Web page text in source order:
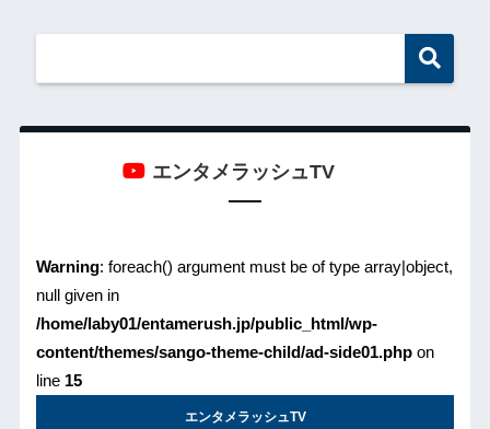
エンタメラッシュTV
Warning: foreach() argument must be of type array|object,
null given in
/home/laby01/entamerush.jp/public_html/wp-
content/themes/sango-theme-child/ad-side01.phpon
line 15
エンタメラッシュTV